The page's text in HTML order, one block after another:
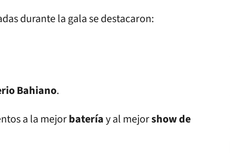
durante la gala se destacaron:
Bahiano.
a la mejorbateríay al mejorshow de